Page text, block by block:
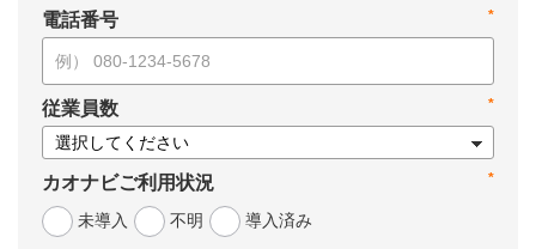
*
電話番号
*
従業員数
*
カオナビご利用状況
未導入
不明 導入済み